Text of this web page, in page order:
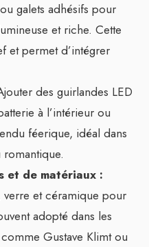
galets adhésifs pour
et riche. Cette
et permet d’intégrer
des guirlandes LED
à l’intérieur ou
féerique, idéal dans
et de matériaux :
verre et céramique pour
adopté dans les
Gustave Klimt ou